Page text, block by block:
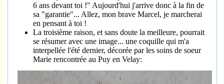
6 ans devant toi !" Aujourd'hui j'arrive donc à la fin de
sa "garantie"... Allez, mon brave Marcel, je marcherai
en pensant à toi !
La troisième raison, et sans doute la meilleure, pourrait
se résumer avec une image... une coquille qui m'a
interpellée l'été dernier, décorée par les soins de soeur
Marie rencontrée au Puy en Velay: